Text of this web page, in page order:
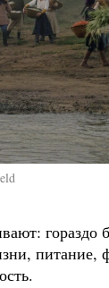
гораздо
питание,